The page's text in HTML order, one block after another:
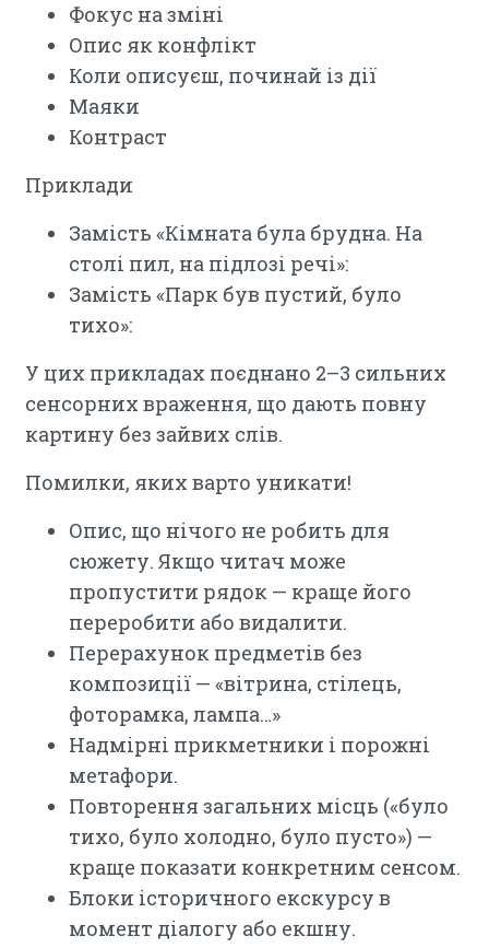
Фокус на зміні
Опис як конфлікт
Коли описуєш, починай із дії
Маяки
Контраст
Приклади
Замість «Кімната була брудна. На
столі пил, на підлозі речі»:
Замість «Парк був пустий, було
тихо»:
У цих прикладах поєднано 2–3 сильних
сенсорних враження, що дають повну
картину без зайвих слів.
Помилки, яких варто уникати!
Опис, що нічого не робить для
сюжету. Якщо читач може
пропустити рядок — краще його
переробити або видалити.
Перерахунок предметів без
композиції — «вітрина, стілець,
фоторамка, лампа…»
Надмірні прикметники і порожні
метафори.
Повторення загальних місць («було
тихо, було холодно, було пусто») —
краще показати конкретним сенсом.
Блоки історичного екскурсу в
момент діалогу або екшну.